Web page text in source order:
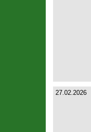
27.02.2026